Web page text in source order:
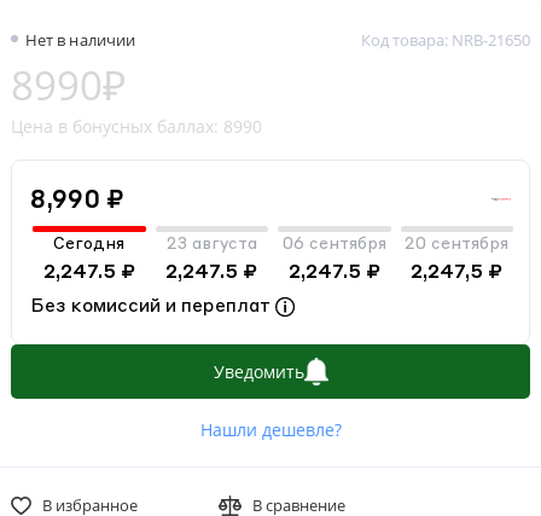
Нет в наличии Код товара: NRB-21650
8990₽
Цена в бонусных баллах: 8990
8,990 ₽
Сегодня
2,247.5 ₽
23 августа
2,247.5 ₽
06 сентября
2,247.5 ₽
20 сентября
2,247,5 ₽
Без комиссий и переплат
Уведомить
Нашли дешевле?
В избранное В сравнение